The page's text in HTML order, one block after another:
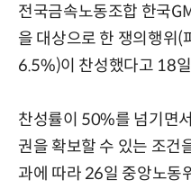
전국금속노동조합 한국
을 대상으로 한 쟁의행위
6.5%)이 찬성했다고 18
찬성률이 50%를 넘기면
권을 확보할 수 있는 조건
과에 따라 26일 중앙노동